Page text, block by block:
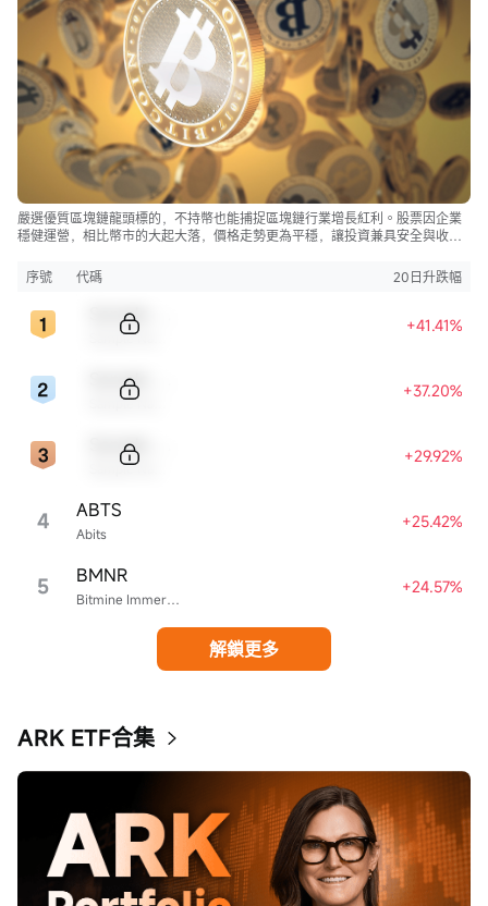
嚴選優質區塊鏈龍頭標的，不持幣也能捕捉區塊鏈行業增長紅利。股票因企業
穩健運營，相比幣市的大起大落，價格走勢更為平穩，讓投資兼具安全與收
序號
代碼 20日升跌幅
+41.41%
+37.20%
+29.92%
4 Abits
ABTS +25.42%
5 Bitmine Immersion Technologies
BMNR +24.57%
解鎖更多
ARK ETF合集